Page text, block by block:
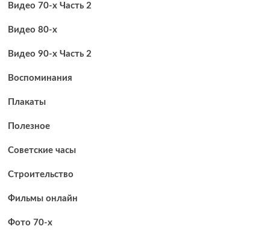
Видео 70-х Часть 2
Видео 80-х
Видео 90-х Часть 2
Воспоминания
Плакаты
Полезное
Советские часы
Строительство
Фильмы онлайн
Фото 70-х